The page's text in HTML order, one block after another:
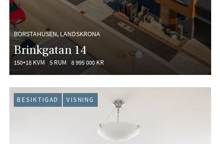
BORSTAHUSEN, LANDSKRONA
Brinkgatan 14
150+18 KVM 5 RUM 8 995 000 KR
BESIKTIGAD VISNING